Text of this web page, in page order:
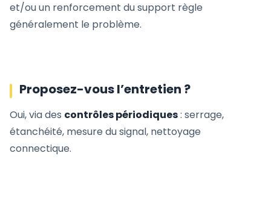
et/ou un renforcement du support règle
généralement le problème.
Proposez-vous l’entretien ?
Oui, via des contrôles périodiques: serrage,
étanchéité, mesure du signal, nettoyage
connectique.